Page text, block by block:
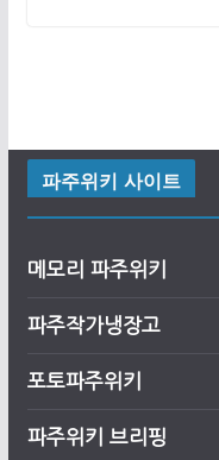
파주위키 사이트
메모리 파주위키
파주작가냉장고
포토파주위키
파주위키 브리핑